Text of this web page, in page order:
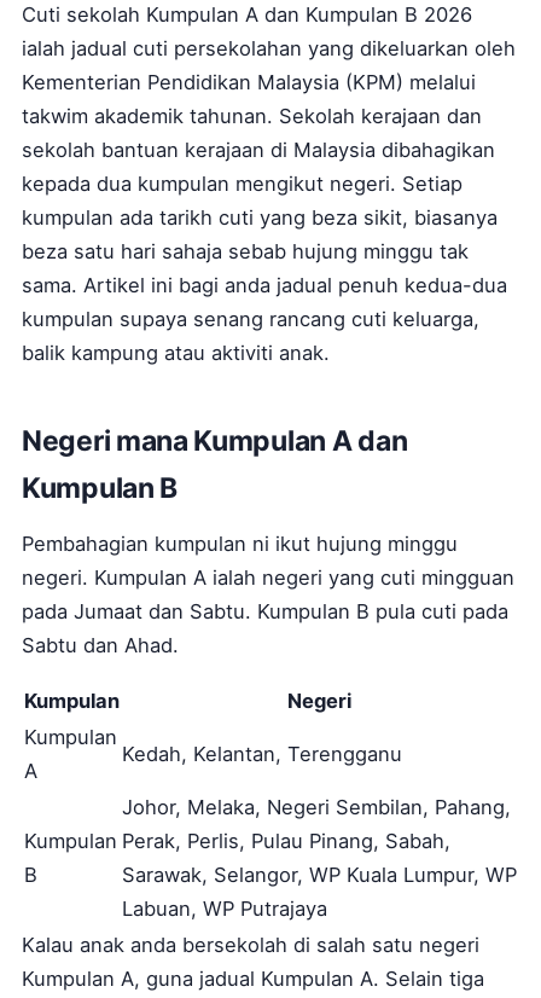
Cuti sekolah Kumpulan A dan Kumpulan B 2026
ialah jadual cuti persekolahan yang dikeluarkan oleh
Kementerian Pendidikan Malaysia (KPM) melalui
takwim akademik tahunan. Sekolah kerajaan dan
sekolah bantuan kerajaan di Malaysia dibahagikan
kepada dua kumpulan mengikut negeri. Setiap
kumpulan ada tarikh cuti yang beza sikit, biasanya
beza satu hari sahaja sebab hujung minggu tak
sama. Artikel ini bagi anda jadual penuh kedua-dua
kumpulan supaya senang rancang cuti keluarga,
balik kampung atau aktiviti anak.
Negeri mana Kumpulan A dan
Kumpulan B
Pembahagian kumpulan ni ikut hujung minggu
negeri. Kumpulan A ialah negeri yang cuti mingguan
pada Jumaat dan Sabtu. Kumpulan B pula cuti pada
Sabtu dan Ahad.
Kumpulan
Negeri
Kumpulan
A
Kedah, Kelantan, Terengganu
Kumpulan
B
Johor, Melaka, Negeri Sembilan, Pahang,
Perak, Perlis, Pulau Pinang, Sabah,
Sarawak, Selangor, WP Kuala Lumpur, WP
Labuan, WP Putrajaya
Kalau anak anda bersekolah di salah satu negeri
Kumpulan A, guna jadual Kumpulan A. Selain tiga